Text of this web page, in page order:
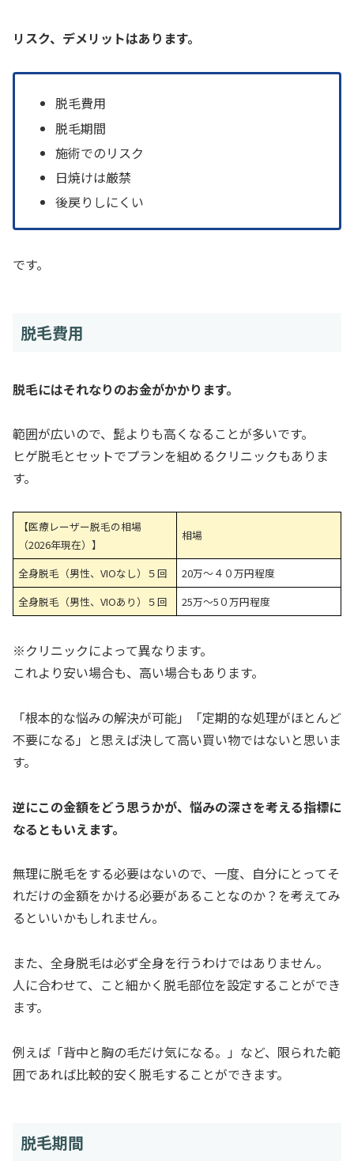
リスク、デメリットはあります。
脱毛費用
脱毛期間
施術でのリスク
日焼けは厳禁
後戻りしにくい
です。
脱毛費用
脱毛にはそれなりのお金がかかります。
範囲が広いので、髭よりも高くなることが多いです。
ヒゲ脱毛とセットでプランを組めるクリニックもありま
す。
【医療レーザー脱毛の相場
（2026年現在）】
相場
全身脱毛（男性、VIOなし）５回
20万～４０万円程度
全身脱毛（男性、VIOあり）５回
25万～5０万円程度
※クリニックによって異なります。
これより安い場合も、高い場合もあります。
「根本的な悩みの解決が可能」「定期的な処理がほとんど
不要になる」と思えば決して高い買い物ではないと思いま
す。
逆にこの金額をどう思うかが、悩みの深さを考える指標に
なるともいえます。
無理に脱毛をする必要はないので、一度、自分にとってそ
れだけの金額をかける必要があることなのか？を考えてみ
るといいかもしれません。
また、全身脱毛は必ず全身を行うわけではありません。
人に合わせて、こと細かく脱毛部位を設定することができ
ます。
例えば「背中と胸の毛だけ気になる。」など、限られた範
囲であれば比較的安く脱毛することができます。
脱毛期間